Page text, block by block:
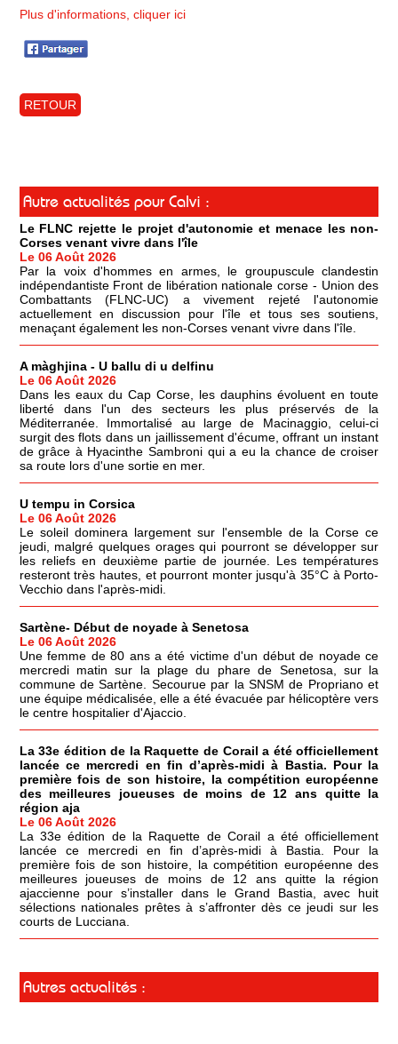
Plus d'informations, cliquer ici
RETOUR
Autre actualités pour Calvi :
Le FLNC rejette le projet d'autonomie et menace les non-
Corses venant vivre dans l'île
Le 06 Août 2026
Par la voix d'hommes en armes, le groupuscule clandestin
indépendantiste Front de libération nationale corse - Union des
Combattants (FLNC-UC) a vivement rejeté l'autonomie
actuellement en discussion pour l'île et tous ses soutiens,
menaçant également les non-Corses venant vivre dans l'île.
A màghjina - U ballu di u delfinu
Le 06 Août 2026
Dans les eaux du Cap Corse, les dauphins évoluent en toute
liberté dans l'un des secteurs les plus préservés de la
Méditerranée. Immortalisé au large de Macinaggio, celui-ci
surgit des flots dans un jaillissement d'écume, offrant un instant
de grâce à Hyacinthe Sambroni qui a eu la chance de croiser
sa route lors d'une sortie en mer.
U tempu in Corsica
Le 06 Août 2026
Le soleil dominera largement sur l'ensemble de la Corse ce
jeudi, malgré quelques orages qui pourront se développer sur
les reliefs en deuxième partie de journée. Les températures
resteront très hautes, et pourront monter jusqu'à 35°C à Porto-
Vecchio dans l'après-midi.
Sartène- Début de noyade à Senetosa
Le 06 Août 2026
Une femme de 80 ans a été victime d'un début de noyade ce
mercredi matin sur la plage du phare de Senetosa, sur la
commune de Sartène. Secourue par la SNSM de Propriano et
une équipe médicalisée, elle a été évacuée par hélicoptère vers
le centre hospitalier d'Ajaccio.
La 33e édition de la Raquette de Corail a été officiellement
lancée ce mercredi en fin d’après-midi à Bastia. Pour la
première fois de son histoire, la compétition européenne
des meilleures joueuses de moins de 12 ans quitte la
région aja
Le 06 Août 2026
La 33e édition de la Raquette de Corail a été officiellement
lancée ce mercredi en fin d’après-midi à Bastia. Pour la
première fois de son histoire, la compétition européenne des
meilleures joueuses de moins de 12 ans quitte la région
ajaccienne pour s’installer dans le Grand Bastia, avec huit
sélections nationales prêtes à s’affronter dès ce jeudi sur les
courts de Lucciana.
Autres actualités :